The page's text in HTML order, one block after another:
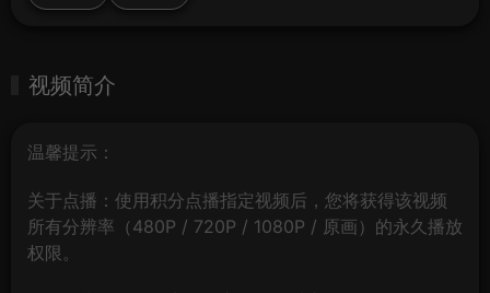
视频简介
温馨提示：
关于点播：使用积分点播指定视频后，您将获得该视频
所有分辨率（480P / 720P / 1080P / 原画）的永久播放
权限。